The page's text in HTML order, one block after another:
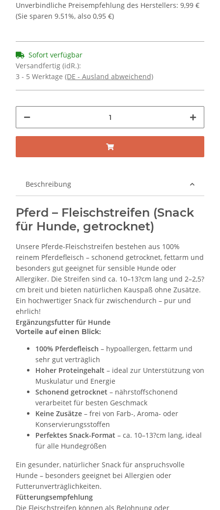
Unverbindliche Preisempfehlung des Herstellers: 9,99 €
(Sie sparen 9.51%, also 0,95 €)
Sofort verfügbar
Versandfertig (idR.):
3 - 5 Werktage (DE - Ausland abweichend)
Beschreibung
Pferd – Fleischstreifen (Snack
für Hunde, getrocknet)
Unsere Pferde-Fleischstreifen bestehen aus 100%
reinem Pferdefleisch – schonend getrocknet, fettarm und
besonders gut geeignet für sensible Hunde oder
Allergiker. Die Streifen sind ca. 10–13?cm lang und 2–2,5?
cm breit und bieten natürlichen Kauspaß ohne Zusätze.
Ein hochwertiger Snack für zwischendurch – pur und
ehrlich!
Ergänzungsfutter für Hunde
Vorteile auf einen Blick:
100% Pferdefleisch – hypoallergen, fettarm und
sehr gut verträglich
Hoher Proteingehalt – ideal zur Unterstützung von
Muskulatur und Energie
Schonend getrocknet – nährstoffschonend
verarbeitet für besten Geschmack
Keine Zusätze – frei von Farb-, Aroma- oder
Konservierungsstoffen
Perfektes Snack-Format – ca. 10–13?cm lang, ideal
für alle Hundegrößen
Ein gesunder, natürlicher Snack für anspruchsvolle
Hunde – besonders geeignet bei Allergien oder
Futterunverträglichkeiten.
Fütterungsempfehlung
Die Fleischstreifen können als Belohnung oder